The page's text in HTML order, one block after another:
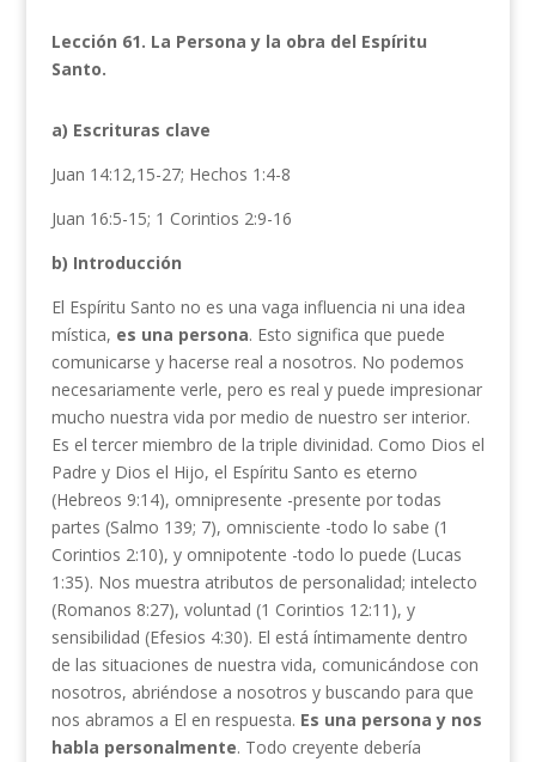
Lección 61. La Persona y la obra del Espíritu
Santo.
a) Escrituras clave
Juan 14:12,15-27; Hechos 1:4-8
Juan 16:5-15; 1 Corintios 2:9-16
b) Introducción
El Espíritu Santo no es una vaga influencia ni una idea
mística, es una persona. Esto significa que puede
comunicarse y hacerse real a nosotros. No podemos
necesariamente verle, pero es real y puede impresionar
mucho nuestra vida por medio de nuestro ser interior.
Es el tercer miembro de la triple divinidad. Como Dios el
Padre y Dios el Hijo, el Espíritu Santo es eterno
(Hebreos 9:14), omnipresente -presente por todas
partes (Salmo 139; 7), omnisciente -todo lo sabe (1
Corintios 2:10), y omnipotente -todo lo puede (Lucas
1:35). Nos muestra atributos de personalidad; intelecto
(Romanos 8:27), voluntad (1 Corintios 12:11), y
sensibilidad (Efesios 4:30). El está íntimamente dentro
de las situaciones de nuestra vida, comunicándose con
nosotros, abriéndose a nosotros y buscando para que
nos abramos a El en respuesta. Es una persona y nos
habla personalmente. Todo creyente debería